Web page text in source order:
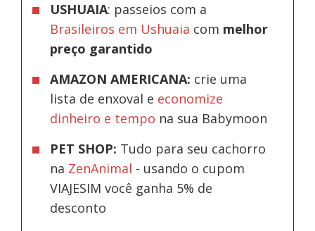
USHUAIA: passeios com a
Brasileiros em Ushuaia com melhor
preço garantido
AMAZON AMERICANA: crie uma
lista de enxoval e economize
dinheiro e tempo na sua Babymoon
PET SHOP: Tudo para seu cachorro
na ZenAnimal - usando o cupom
VIAJESIM você ganha 5% de
desconto